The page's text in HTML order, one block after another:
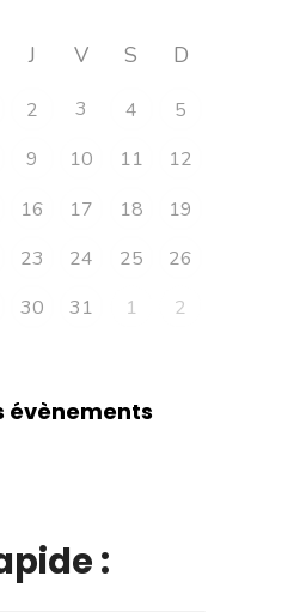
J V S D
2 3 4
5
9 10 11
12
16 17 18
19
23 24 25
26
30 31 1 2
évènements
: